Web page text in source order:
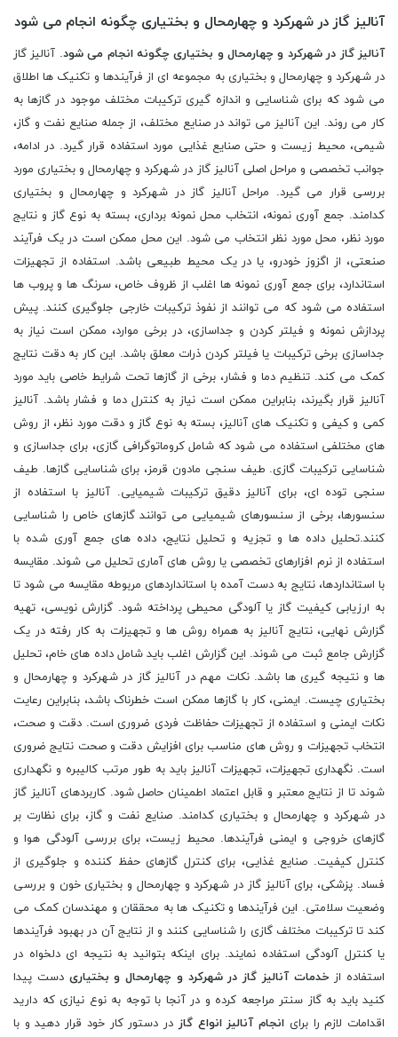
آنالیز گاز در شهرکرد و چهارمحال و بختیاری چگونه انجام می شود
آنالیز گاز در شهرکرد و چهارمحال و بختیاری چگونه انجام می شود. آنالیز گاز
در شهرکرد و چهارمحال و بختیاری به مجموعه ای از فرآیندها و تکنیک ها اطلاق
می شود که برای شناسایی و اندازه گیری ترکیبات مختلف موجود در گازها به
کار می روند. این آنالیز می تواند در صنایع مختلف، از جمله صنایع نفت و گاز،
شیمی، محیط زیست و حتی صنایع غذایی مورد استفاده قرار گیرد. در ادامه،
جوانب تخصصی و مراحل اصلی آنالیز گاز در شهرکرد و چهارمحال و بختیاری مورد
بررسی قرار می گیرد. مراحل آنالیز گاز در شهرکرد و چهارمحال و بختیاری
کدامند. جمع آوری نمونه، انتخاب محل نمونه برداری، بسته به نوع گاز و نتایج
مورد نظر، محل مورد نظر انتخاب می شود. این محل ممکن است در یک فرآیند
صنعتی، از اگزوز خودرو، یا در یک محیط طبیعی باشد. استفاده از تجهیزات
استاندارد، برای جمع آوری نمونه ها اغلب از ظروف خاص، سرنگ ها و پروب ها
استفاده می شود که می توانند از نفوذ ترکیبات خارجی جلوگیری کنند. پیش
پردازش نمونه و فیلتر کردن و جداسازی، در برخی موارد، ممکن است نیاز به
جداسازی برخی ترکیبات یا فیلتر کردن ذرات معلق باشد. این کار به دقت نتایج
کمک می کند. تنظیم دما و فشار، برخی از گازها تحت شرایط خاصی باید مورد
آنالیز قرار بگیرند، بنابراین ممکن است نیاز به کنترل دما و فشار باشد. آنالیز
کمی و کیفی و تکنیک های آنالیز، بسته به نوع گاز و دقت مورد نظر، از روش
های مختلفی استفاده می شود که شامل کروماتوگرافی گازی، برای جداسازی و
شناسایی ترکیبات گازی. طیف سنجی مادون قرمز، برای شناسایی گازها. طیف
سنجی توده ای، برای آنالیز دقیق ترکیبات شیمیایی. آنالیز با استفاده از
سنسورها، برخی از سنسورهای شیمیایی می توانند گازهای خاص را شناسایی
کنند.تحلیل داده ها و تجزیه و تحلیل نتایج، داده های جمع آوری شده با
استفاده از نرم افزارهای تخصصی یا روش های آماری تحلیل می شوند. مقایسه
با استانداردها، نتایج به دست آمده با استانداردهای مربوطه مقایسه می شود تا
به ارزیابی کیفیت گاز یا آلودگی محیطی پرداخته شود. گزارش نویسی، تهیه
گزارش نهایی، نتایج آنالیز به همراه روش ها و تجهیزات به کار رفته در یک
گزارش جامع ثبت می شوند. این گزارش اغلب باید شامل داده های خام، تحلیل
ها و نتیجه گیری ها باشد. نکات مهم در آنالیز گاز در شهرکرد و چهارمحال و
بختیاری چیست. ایمنی، کار با گازها ممکن است خطرناک باشد، بنابراین رعایت
نکات ایمنی و استفاده از تجهیزات حفاظت فردی ضروری است. دقت و صحت،
انتخاب تجهیزات و روش های مناسب برای افزایش دقت و صحت نتایج ضروری
است. نگهداری تجهیزات، تجهیزات آنالیز باید به طور مرتب کالیبره و نگهداری
شوند تا از نتایج معتبر و قابل اعتماد اطمینان حاصل شود. کاربردهای آنالیز گاز
در شهرکرد و چهارمحال و بختیاری کدامند. صنایع نفت و گاز، برای نظارت بر
گازهای خروجی و ایمنی فرآیندها. محیط زیست، برای بررسی آلودگی هوا و
کنترل کیفیت. صنایع غذایی، برای کنترل گازهای حفظ کننده و جلوگیری از
فساد. پزشکی، برای آنالیز گاز در شهرکرد و چهارمحال و بختیاری خون و بررسی
وضعیت سلامتی. این فرآیندها و تکنیک ها به محققان و مهندسان کمک می
کند تا ترکیبات مختلف گازی را شناسایی کنند و از نتایج آن در بهبود فرآیندها
یا کنترل آلودگی استفاده نمایند. برای اینکه بتوانید به نتیجه ای دلخواه در
استفاده از خدمات آنالیز گاز در شهرکرد و چهارمحال و بختیاری دست پیدا
کنید باید به گاز سنتر مراجعه کرده و در آنجا با توجه به نوع نیازی که دارید
اقدامات لازم را برای انجام آنالیز انواع گاز در دستور کار خود قرار دهید و با